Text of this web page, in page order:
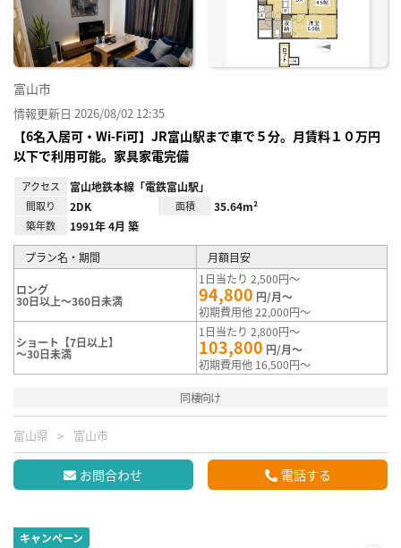
富山市
情報更新日 2026/08/02 12:35
【6名入居可・Wi-Fi可】JR富山駅まで車で５分。月賃料１０万円
以下で利用可能。家具家電完備
アクセス 富山地鉄本線「電鉄富山駅」
間取り 2DK 面積 35.64m²
築年数 1991年 4月 築
プラン名・期間 月額目安
ロング
30日以上～360日未満
1日当たり 2,500円～
94,800 円/月～
初期費用他 22,000円～
ショート【7日以上】
～30日未満
1日当たり 2,800円～
103,800 円/月～
初期費用他 16,500円～
同棲向け
富山県 富山市
お問合わせ 電話する
キャンペーン